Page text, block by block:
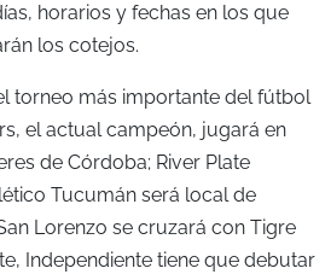
horarios y fechas en los que
los cotejos.
torneo más importante del fútbol
el actual campeón, jugará en
de Córdoba; River Plate
Tucumán será local de
Lorenzo se cruzará con Tigre
Independiente tiene que debutar